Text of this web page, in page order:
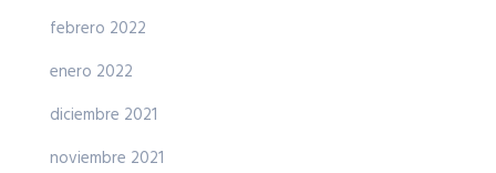
febrero 2022
enero 2022
diciembre 2021
noviembre 2021